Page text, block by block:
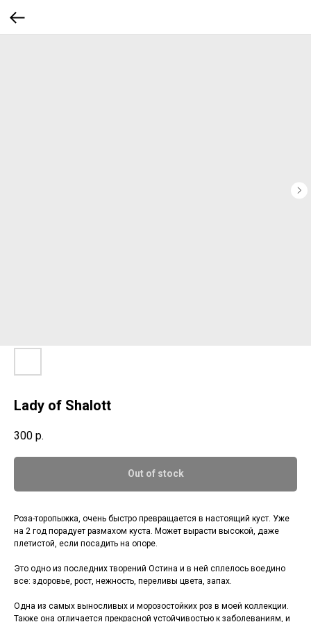
Lady of Shalott
300 р.
Out of stock
Роза-торопыжка, очень быстро превращается в настоящий куст. Уже
на 2 год порадует размахом куста. Может вырасти высокой, даже
плетистой, если посадить на опоре.
Это одно из последних творений Остина и в ней сплелось воедино
все: здоровье, рост, нежность, переливы цвета, запах.
Одна из самых выносливых и морозостойких роз в моей коллекции.
Также она отличается прекрасной устойчивостью к заболеваниям, и